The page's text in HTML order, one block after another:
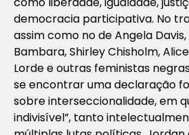
democracia participativa. No
assim como no de Angela
Bambara, Shirley Chisholm,
Lorde e outras feministas
se encontrar uma declaração
sobre interseccionalidade, em
indivisível”, tanto